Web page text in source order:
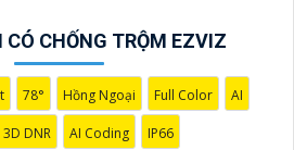
phân giải cao, cho phép bạn
một cách dễ dàng. Đừng bỏ lỡ
Wifi Ezviz giá rẻ chính hãng để
của bạn ngay hôm nay!"
sẽ giúp bạn trong việc giới
CÓ CHỐNG TRỘM EZVIZ
78° Hồng Ngoại Full Color AI
3D DNR AI Coding IP66